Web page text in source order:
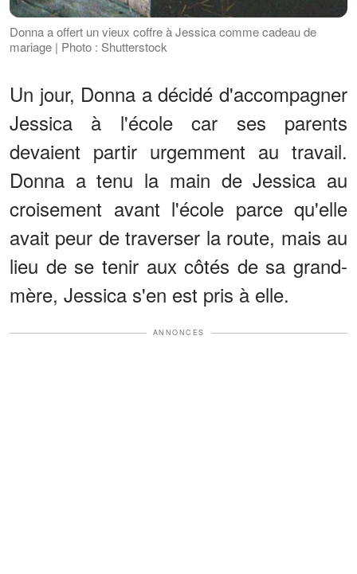
Donna a offert un vieux coffre à Jessica comme cadeau de
mariage | Photo : Shutterstock
Un jour, Donna a décidé d'accompagner
Jessica à l'école car ses parents
devaient partir urgemment au travail.
Donna a tenu la main de Jessica au
croisement avant l'école parce qu'elle
avait peur de traverser la route, mais au
lieu de se tenir aux côtés de sa grand-
mère, Jessica s'en est pris à elle.
ANNONCES